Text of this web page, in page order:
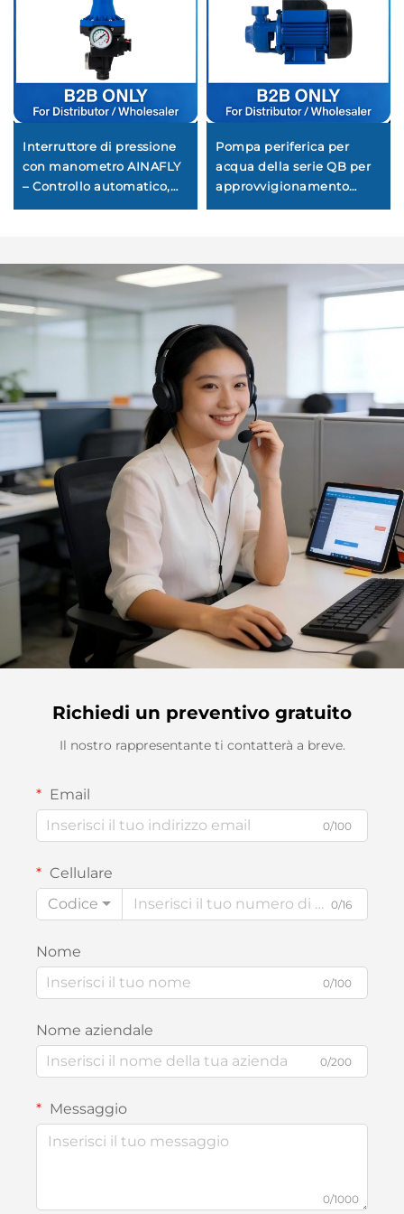
Interruttore di pressione
con manometro AINAFLY
– Controllo automatico,
compressori d'aria e
sistemi industriali
Pompa periferica per
acqua della serie QB per
approvvigionamento
Richiedi un preventivo gratuito
Il nostro rappresentante ti contatterà a breve.
Email
0/100
Cellulare
Codice
0/16
Nome
0/100
Nome aziendale
0/200
Messaggio
0/1000